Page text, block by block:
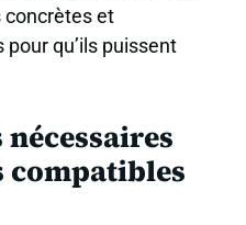
concrètes et
qu’ils puissent
compatibles